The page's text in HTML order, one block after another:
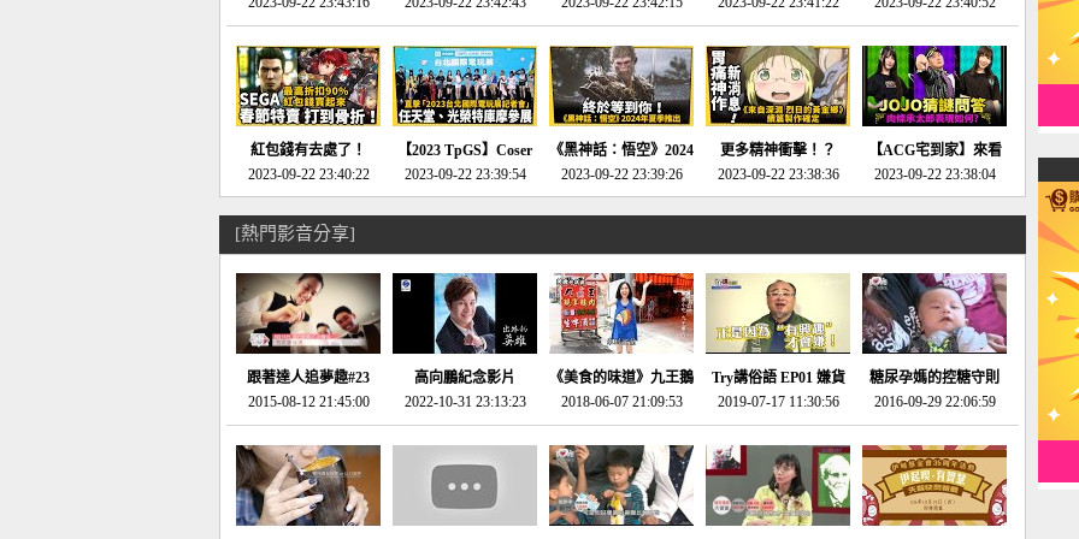
天平》介紹！-電玩宅
速配20230126
回「石村號」的恐懼體
驗-電玩宅速配
20230125
版」!!!今年就能玩到!!-
電玩宅速配20230124
動作角色扮演遊戲！-
電玩宅速配20230123
第一名早就決定了，封
面圖直接雷你!-電玩宅
速配20230120
紅包錢有去處了！
SEGA春節特賣 超過85
款遊戲打到骨折-電玩
宅速配20230119
2023-09-22 23:40:22
【2023 TpGS】Coser
和Show Girl搶先看！
直擊展前記者會-電玩
2023-09-22 23:39:54
《黑神話：悟空》2024
年夏季推出！確定不會
延期齁？-電玩宅速配
2023-09-22 23:39:26
更多精神衝擊！？
《來自深淵 烈日的黃
金鄉》續篇動畫確定
2023-09-22 23:38:36
【ACG宅到家】來看
就抽周邊！《JOJO的
奇妙冒險》問答大挑戰
年特展 feat 蕎羽 、櫻
花
2023-09-22 23:38:04
[熱門影音分享]
跟著達人追夢趣#23
promo-我想開間咖啡
館(謝佳凌)
2015-08-12 21:45:00
高向鵬紀念影片
2022-10-31 23:13:23
《美食的味道》九王鵝
肉
2018-06-07 21:09:53
Try講俗語 EP01 嫌貨
才是買貨人
2019-07-17 11:30:56
糖尿孕媽的控糖守則
2016-09-29 22:06:59